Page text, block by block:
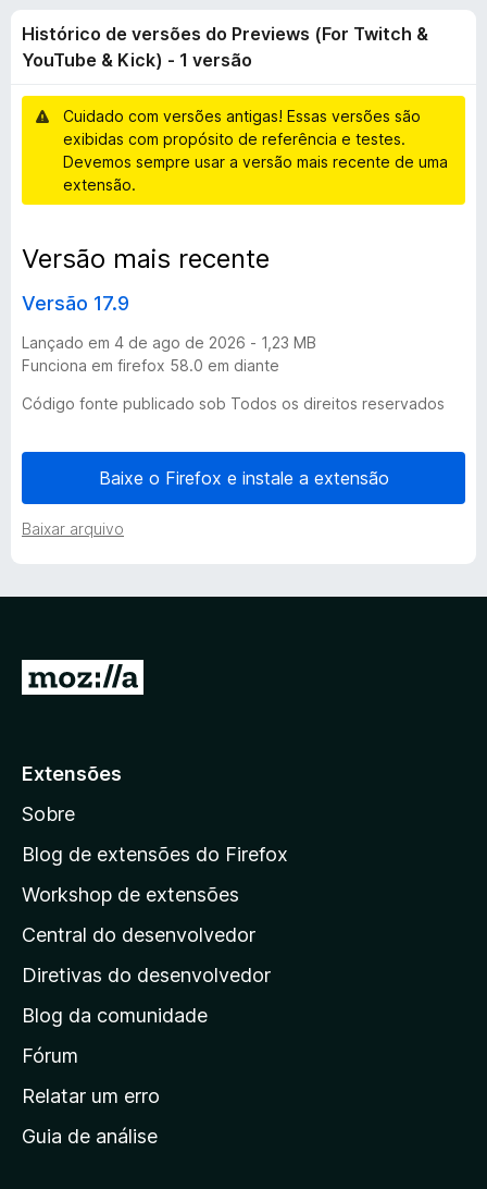
o
r
F
i
r
f
x
i
c
o
d
v
e
r
e
s
o
r
e
v
i
e
w
s
,
7
e
5
Histórico de versões do Previews (For Twitch &
YouTube & Kick) - 1 versão
Cuidado com versões antigas! Essas versões são
exibidas com propósito de referência e testes.
Devemos sempre usar a versão mais recente de uma
extensão.
Versão mais recente
Versão 17.9
Lançado em 4 de ago de 2026 - 1,23 MB
Funciona em firefox 58.0 em diante
Código fonte publicado sob Todos os direitos reservados
Baixe o Firefox e instale a extensão
Baixar arquivo
a
a
a
á
g
i
a
i
n
c
Extensões
Sobre
Blog de extensões do Firefox
Workshop de extensões
Central do desenvolvedor
Diretivas do desenvolvedor
Blog da comunidade
Fórum
Relatar um erro
Guia de análise